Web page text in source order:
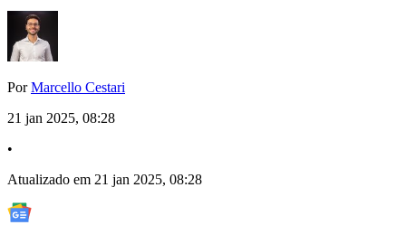
PorMarcello Cestari
21 jan 2025, 08:28
•
Atualizado em 21 jan 2025, 08:28